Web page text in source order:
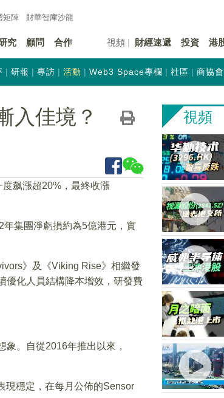
矩陣 財華智庫沙龍
究 顧問 合作 視頻 財經速遞 投資 港
研報 專訪 活動 Web3 Space專欄 社區 商協會
入佳境？
飙漲超20%，最終收漲
集團淨虧損約為5億港元，實
》及《Viking Rise》相繼發
優化人員結構降本增效，研發費
。自從2016年推出以來，
現穩定，在每月公佈的Sensor
視頻